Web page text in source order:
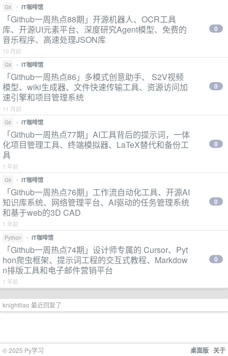
Git • IT咖啡馆
「Github一周热点88期」开源机器人、OCR工具
库、开源UI元素平台、深度研究Agent模型、免费的
音乐程序、高速处理JSON库
10 月前
0
Git • IT咖啡馆
「Github一周热点86」多模式创意助手、 S2V视频
模型、wiki生成器、文件快速传输工具、资源访问加
速引擎和项目管理系统
11 月前
0
Git • IT咖啡馆
「Github一周热点77期」AI工具背后的提示词，一体
化项目管理工具、终端模拟器、LaTeX替代和备份工
具
1 年前
0
Git • IT咖啡馆
「Github一周热点76期」工作流自动化工具、开源AI
知识库系统、网络管理平台、AI驱动的任务管理系统
和基于web的3D CAD
1 年前
0
Python • IT咖啡馆
「Github一周热点74期」设计师专属的 Cursor、Pyt
hon爬虫框架、提示词工程的交互式教程、Markdow
n排版工具和电子邮件营销平台
1 年前
0
knightliao 最近回复了
桌面版 关于
© 2025 Py学习